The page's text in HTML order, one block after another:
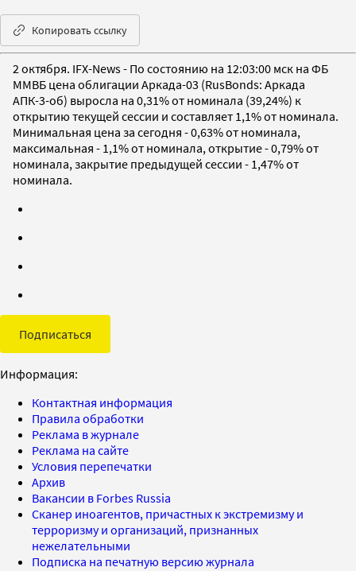
Копировать ссылку
2 октября. IFX-News - По состоянию на 12:03:00 мск на ФБ
ММВБ цена облигации Аркада-03 (RusBonds: Аркада
АПК-3-об) выросла на 0,31% от номинала (39,24%) к
открытию текущей сессии и составляет 1,1% от номинала.
Минимальная цена за сегодня - 0,63% от номинала,
максимальная - 1,1% от номинала, открытие - 0,79% от
номинала, закрытие предыдущей сессии - 1,47% от
номинала.
Подписаться
Информация:
Контактная информация
Правила обработки
Реклама в журнале
Реклама на сайте
Условия перепечатки
Архив
Вакансии в Forbes Russia
Сканер иноагентов, причастных к экстремизму и
терроризму и организаций, признанных
нежелательными
Подписка на печатную версию журнала